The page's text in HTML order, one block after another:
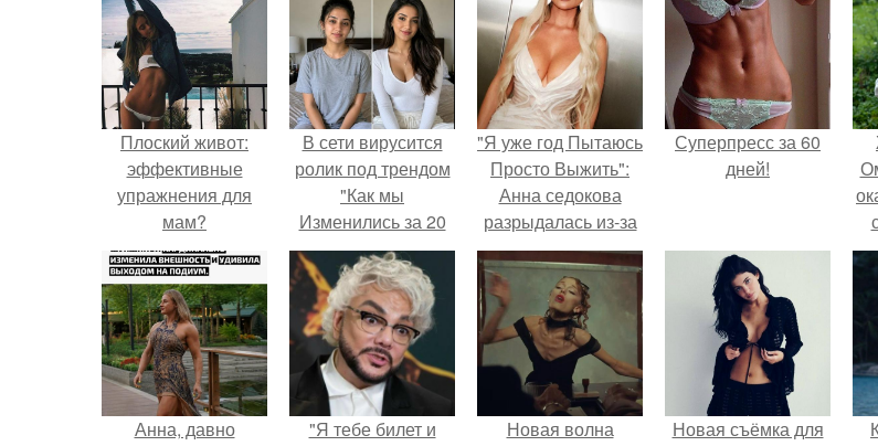
Плоский живот:
эффективные
упражнения для
мам?
В сети вирусится
ролик под трендом
"Как мы
Изменились за 20
лет".
"Я уже год Пытаюсь
Просто Выжить":
Анна седокова
разрыдалась из-за
жесткой травли и
проклятий в сети.
Суперпресс за 60
дней!
Анна, давно
"Я тебе билет и
Новая волна
Новая съёмка для